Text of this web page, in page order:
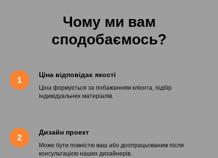
Чому ми вам
сподобаємось?
Ціна відповідає якості
Ціна формується за побажанням клієнта, підбір
індивідуальних матеріалів.
Дизайн проект
Може бути повністю ваш або доопрацьованим після
консультацією наших дизайнерів.